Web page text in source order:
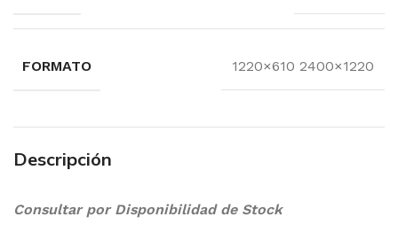
FORMATO 1220×610 2400×1220
Descripción
Consultar por Disponibilidad de Stock